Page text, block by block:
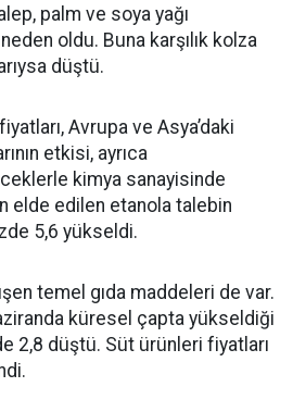
palm ve soya yağı
oldu. Buna karşılık kolza
düştü.
Avrupa ve Asya’daki
etkisi, ayrıca
kimya sanayisinde
elde edilen etanola talebin
5,6 yükseldi.
temel gıda maddeleri de var.
küresel çapta yükseldiği
2,8 düştü. Süt ürünleri fiyatları